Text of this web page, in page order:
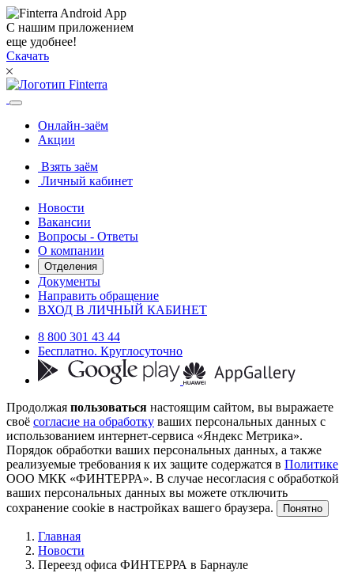
С нашим приложением
еще удобнее!
Скачать
Онлайн-заём
Акции
Взять заём
Личный кабинет
Новости
Вакансии
Вопросы - Ответы
О компании
Отделения
Документы
Направить обращение
ВХОД В ЛИЧНЫЙ КАБИНЕТ
8 800 301 43 44
Бесплатно. Круглосуточно
Продолжая пользоваться настоящим сайтом, вы выражаете
своё согласие на обработку ваших персональных данных с
использованием интернет-сервиса «Яндекс Метрика».
Порядок обработки ваших персональных данных, а также
реализуемые требования к их защите содержатся в Политике
ООО МКК «ФИНТЕРРА». В случае несогласия с обработкой
ваших персональных данных вы можете отключить
сохранение cookie в настройках вашего браузера.
Понятно
Главная
Новости
Переезд офиса ФИНТЕРРА в Барнауле